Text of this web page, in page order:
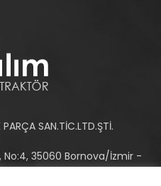
SAN.TİC.LTD.ŞTİ.
No:4, 35060 Bornova/İzmir -